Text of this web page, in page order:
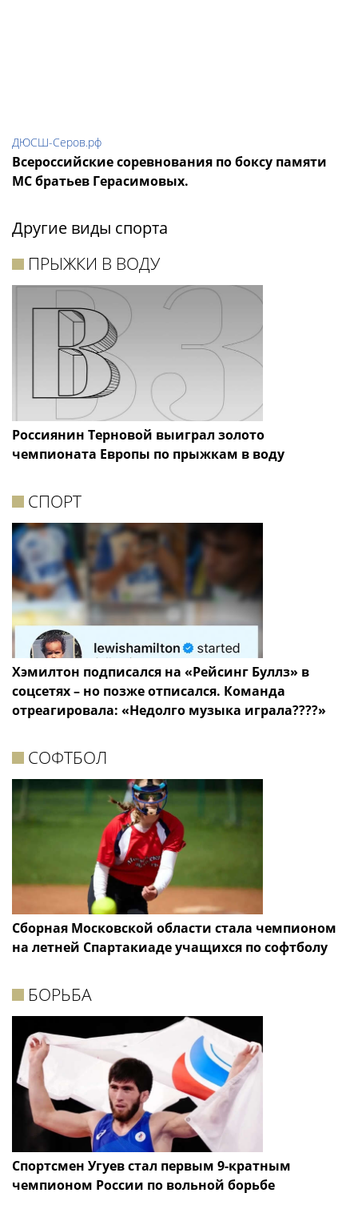
ДЮСШ-Серов.рф
Всероссийские соревнования по боксу памяти
МС братьев Герасимовых.
Другие виды спорта
ПРЫЖКИ В ВОДУ
Россиянин Терновой выиграл золото
чемпионата Европы по прыжкам в воду
СПОРТ
Хэмилтон подписался на «Рейсинг Буллз» в
соцсетях – но позже отписался. Команда
отреагировала: «Недолго музыка играла????»
СОФТБОЛ
Сборная Московской области стала чемпионом
на летней Спартакиаде учащихся по софтболу
БОРЬБА
Спортсмен Угуев стал первым 9-кратным
чемпионом России по вольной борьбе